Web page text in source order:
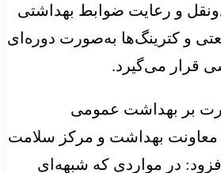
و رعایت ضوابط بهداشتی
و کترینگ‌ها به‌صورت دوره‌ای
قرار می‌گیرد.
بر بهداشت عمومی
معاونت بهداشت و مرکز سلامت
در مواردی که شبهه‌ای